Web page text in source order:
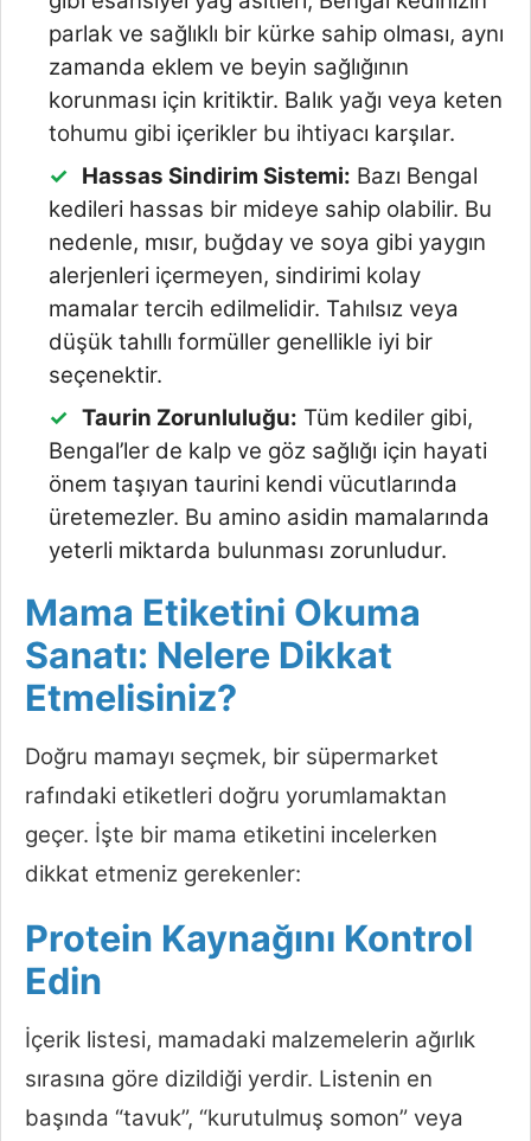
parlak ve sağlıklı bir kürke sahip olması, aynı
zamanda eklem ve beyin sağlığının
korunması için kritiktir. Balık yağı veya keten
tohumu gibi içerikler bu ihtiyacı karşılar.
Hassas Sindirim Sistemi: Bazı Bengal
kedileri hassas bir mideye sahip olabilir. Bu
nedenle, mısır, buğday ve soya gibi yaygın
alerjenleri içermeyen, sindirimi kolay
mamalar tercih edilmelidir. Tahılsız veya
düşük tahıllı formüller genellikle iyi bir
seçenektir.
Taurin Zorunluluğu: Tüm kediler gibi,
Bengal’ler de kalp ve göz sağlığı için hayati
önem taşıyan taurini kendi vücutlarında
üretemezler. Bu amino asidin mamalarında
yeterli miktarda bulunması zorunludur.
Mama Etiketini Okuma
Sanatı: Nelere Dikkat
Etmelisiniz?
Doğru mamayı seçmek, bir süpermarket
rafındaki etiketleri doğru yorumlamaktan
geçer. İşte bir mama etiketini incelerken
dikkat etmeniz gerekenler:
Protein Kaynağını Kontrol
Edin
İçerik listesi, mamadaki malzemelerin ağırlık
sırasına göre dizildiği yerdir. Listenin en
başında “tavuk”, “kurutulmuş somon” veya